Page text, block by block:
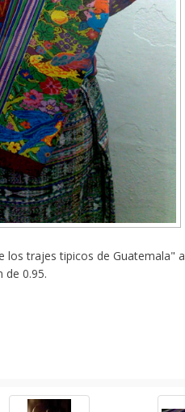
trajes tipicos de Guatemala"
de 0.95.